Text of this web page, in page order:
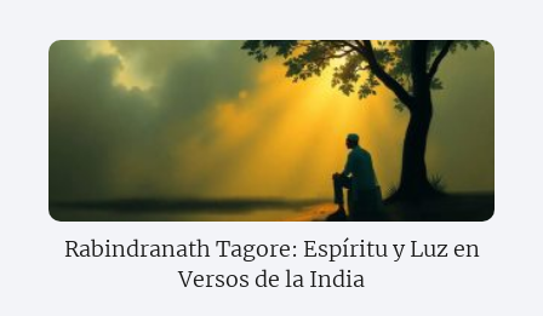
Rabindranath Tagore: Espíritu y Luz en
Versos de la India